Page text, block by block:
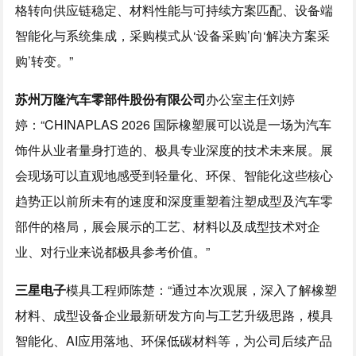
格转向供应链稳定、材料性能与可持续方案匹配、设备端
智能化与系统集成，采购模式从‘设备采购’向‘解决方案采
购’转变。”
苏州万隆汽车零部件股份有限公司办公室主任刘婷
婷：“CHINAPLAS 2026 国际橡塑展可以说是一场为汽车
饰件从业者量身打造的、极具专业深度的技术未来展。展
会现场可以直观地感受到轻量化、环保、智能化这些核心
趋势正以前所未有的速度和深度重塑着注塑成型及汽车零
部件的格局，展会展示的工艺、材料以及成型技术对企
业、对行业来说都极具参考价值。”
三星电子模具工程师陈楚：“通过本次观展，深入了解橡塑
材料、成型设备企业最新研发方向与工艺升级思路，模具
智能化、AI应用落地、环保低碳材料等，为公司后续产品